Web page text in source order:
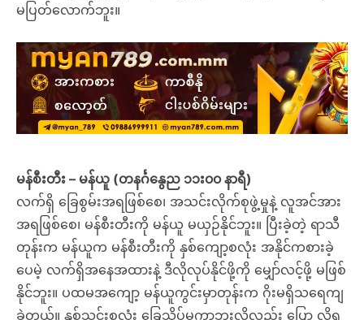
မပြတ်လောက်ဘူး။
မန်စီးတီး – မန်ယူ (တနင်္ဂနွေည ၁၁း၀၀ နာရီ)
လက်ရှိ ခြေစွမ်းအရဖြစ်စေ၊ အသင်းလိုက်စုဖွဲ့မှုနဲ့ လူအင်အား
အရဖြစ်စေ၊ မန်စီးတီးကို မန်ယူ မယှဉ်နိုင်ဘူး။ ပြီးခဲ့တဲ့ ရာသီ
တုန်းက မန်ယူက မန်စီးတီးကို နှစ်ကျော့စလုံး အနိုင်ကစားခဲ့
ပေမဲ့ လက်ရှိအနေအထားနဲ့ ဒီလိုလုပ်နိုင်ဖို့ကို မျှော်လင့်ဖို့ မဖြစ်
နိုင်ဘူး။ ပထမအကျော့ မန်ယူကွင်းမှာတုန်းက ဂိုးမရှိသရေကျ
ခဲ့တယ်။ နှစ်သင်းစလုံး ခြေသိပ်မကွာဘူးလို့လည်း ပြော လို့ရ